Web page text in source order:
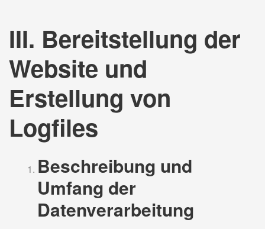
III. Bereitstellung der
Website und
Erstellung von
Logfiles
Beschreibung und
Umfang der
Datenverarbeitung